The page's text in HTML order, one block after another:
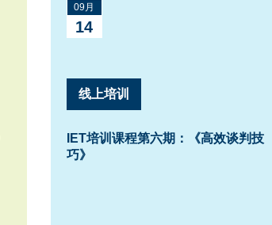
09月
14
线上培训
IET培训课程第六期：《高效谈判技
巧》